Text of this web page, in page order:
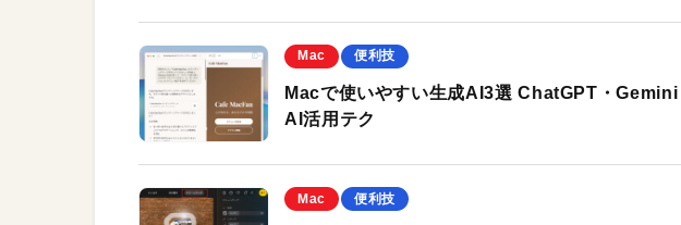
Mac 便利技
Macで使いやすい生成AI3選 ChatGPT・
AI活用テク
Mac 便利技